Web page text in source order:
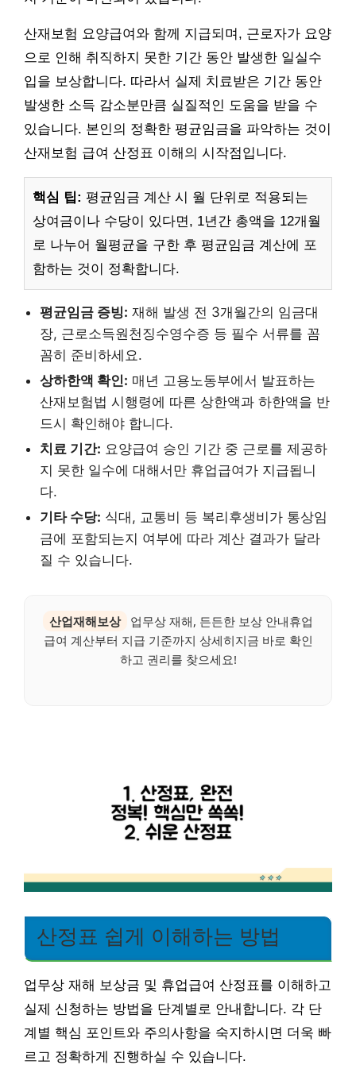
산재보험 요양급여와 함께 지급되며, 근로자가 요양
으로 인해 취직하지 못한 기간 동안 발생한 일실수
입을 보상합니다. 따라서 실제 치료받은 기간 동안
발생한 소득 감소분만큼 실질적인 도움을 받을 수
있습니다. 본인의 정확한 평균임금을 파악하는 것이
산재보험 급여 산정표 이해의 시작점입니다.
핵심 팁: 평균임금 계산 시 월 단위로 적용되는
상여금이나 수당이 있다면, 1년간 총액을 12개월
로 나누어 월평균을 구한 후 평균임금 계산에 포
함하는 것이 정확합니다.
평균임금 증빙: 재해 발생 전 3개월간의 임금대
장, 근로소득원천징수영수증 등 필수 서류를 꼼
꼼히 준비하세요.
상하한액 확인: 매년 고용노동부에서 발표하는
산재보험법 시행령에 따른 상한액과 하한액을 반
드시 확인해야 합니다.
치료 기간: 요양급여 승인 기간 중 근로를 제공하
지 못한 일수에 대해서만 휴업급여가 지급됩니
다.
기타 수당: 식대, 교통비 등 복리후생비가 통상임
금에 포함되는지 여부에 따라 계산 결과가 달라
질 수 있습니다.
산업재해보상
업무상 재해, 든든한 보상 안내휴업
급여 계산부터 지급 기준까지 상세히지금 바로 확인
하고 권리를 찾으세요!
산정표 쉽게 이해하는 방법
업무상 재해 보상금 및 휴업급여 산정표를 이해하고
실제 신청하는 방법을 단계별로 안내합니다. 각 단
계별 핵심 포인트와 주의사항을 숙지하시면 더욱 빠
르고 정확하게 진행하실 수 있습니다.